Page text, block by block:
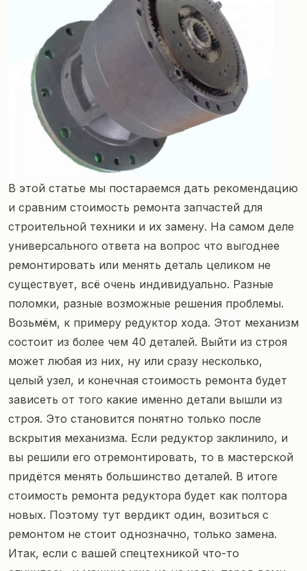
В этой статье мы постараемся дать рекомендацию
и сравним стоимость ремонта запчастей для
строительной техники и их замену. На самом деле
универсального ответа на вопрос что выгоднее
ремонтировать или менять деталь целиком не
существует, всё очень индивидуально. Разные
поломки, разные возможные решения проблемы.
Возьмём, к примеру редуктор хода. Этот механизм
состоит из более чем 40 деталей. Выйти из строя
может любая из них, ну или сразу несколько,
целый узел, и конечная стоимость ремонта будет
зависеть от того какие именно детали вышли из
строя. Это становится понятно только после
вскрытия механизма. Если редуктор заклинило, и
вы решили его отремонтировать, то в мастерской
придётся менять большинство деталей. В итоге
стоимость ремонта редуктора будет как полтора
новых. Поэтому тут вердикт один, возиться с
ремонтом не стоит однозначно, только замена.
Итак, если с вашей спецтехникой что-то